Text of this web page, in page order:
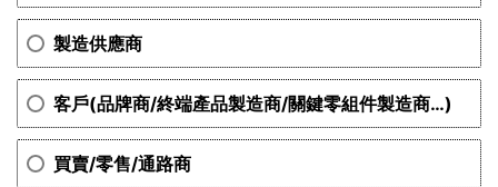
製造供應商
客戶(品牌商/終端產品製造商/關鍵零組件製造商…)
買賣/零售/通路商